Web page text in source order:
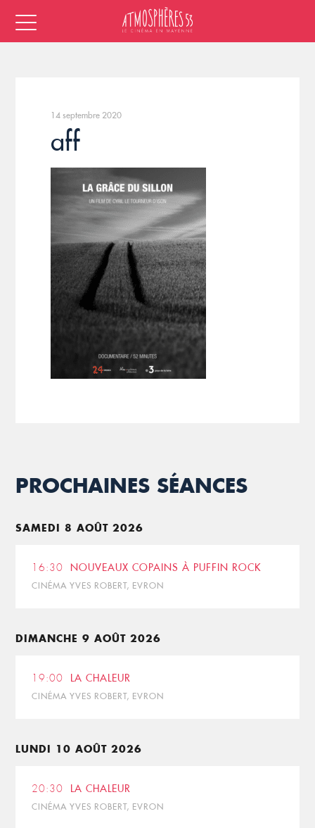
14 septembre 2020
aff
PROCHAINES SÉANCES
SAMEDI 8 AOÛT 2026
16:30 NOUVEAUX COPAINS À PUFFIN ROCK
CINÉMA YVES ROBERT, EVRON
DIMANCHE 9 AOÛT 2026
19:00 LA CHALEUR
CINÉMA YVES ROBERT, EVRON
LUNDI 10 AOÛT 2026
20:30 LA CHALEUR
CINÉMA YVES ROBERT, EVRON